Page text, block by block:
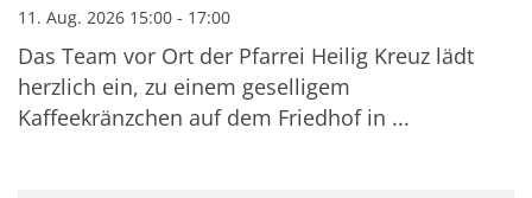
11. Aug. 2026 15:00 - 17:00
Das Team vor Ort der Pfarrei Heilig Kreuz lädt
herzlich ein, zu einem geselligem
Kaffeekränzchen auf dem Friedhof in ...